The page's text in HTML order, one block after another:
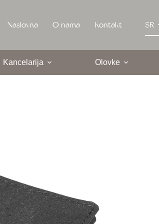
Naslovna O nama Kontakt SR
Kancelarija Olovke